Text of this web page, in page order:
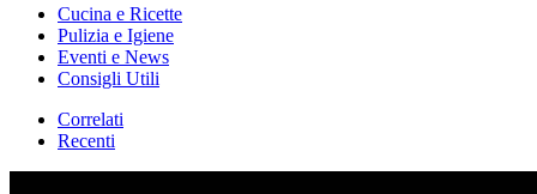
Cucina e Ricette
Pulizia e Igiene
Eventi e News
Consigli Utili
Correlati
Recenti